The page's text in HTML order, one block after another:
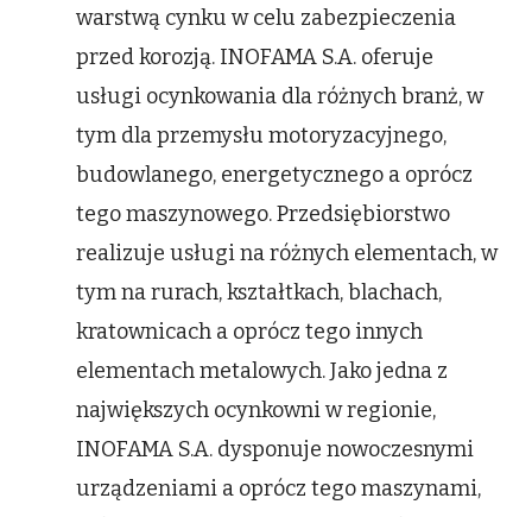
warstwą cynku w celu zabezpieczenia
przed korozją. INOFAMA S.A. oferuje
usługi ocynkowania dla różnych branż, w
tym dla przemysłu motoryzacyjnego,
budowlanego, energetycznego a oprócz
tego maszynowego. Przedsiębiorstwo
realizuje usługi na różnych elementach, w
tym na rurach, kształtkach, blachach,
kratownicach a oprócz tego innych
elementach metalowych. Jako jedna z
największych ocynkowni w regionie,
INOFAMA S.A. dysponuje nowoczesnymi
urządzeniami a oprócz tego maszynami,